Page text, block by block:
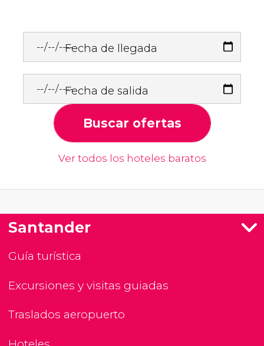
Fecha de llegada
Fecha de salida
Buscar ofertas
Ver todos los hoteles baratos
Santander
Guía turística
Excursiones y visitas guiadas
Traslados aeropuerto